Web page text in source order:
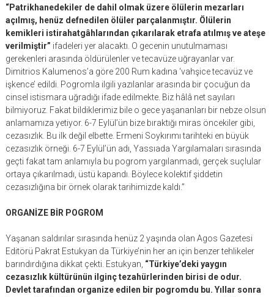
“Patrikhanedekiler de dahil olmak üzere ölülerin mezarları
açılmış, henüz defnedilen ölüler parçalanmıştır. Ölülerin
kemikleri istirahatgâhlarından çıkarılarak etrafa atılmış ve ateşe
verilmiştir” ifadeleri yer alacaktı. O gecenin unutulmaması
gerekenleri arasında öldürülenler ve tecavüze uğrayanlar var.
Dimitrios Kalumenos’a göre 200 Rum kadına ‘vahşice tecavüz ve
işkence’ edildi. Pogromla ilgili yazılanlar arasında bir çocuğun da
cinsel istismara uğradığı ifade edilmekte. Biz hâlâ net sayıları
bilmiyoruz. Fakat bildiklerimiz bile o gece yaşananları bir nebze olsun
anlamamıza yetiyor. 6-7 Eylül’ün bize bıraktığı miras öncekiler gibi,
cezasızlık. Bu ilk değil elbette. Ermeni Soykırımı tarihteki en büyük
cezasızlık örneği. 6-7 Eylül’ün adı, Yassıada Yargılamaları sırasında
geçti fakat tam anlamıyla bu pogrom yargılanmadı, gerçek suçlular
ortaya çıkarılmadı, üstü kapandı. Böylece kolektif şiddetin
cezasızlığına bir örnek olarak tarihimizde kaldı.”
ORGANİZE BİR POGROM
Yaşanan saldırılar sırasında henüz 2 yaşında olan Agos Gazetesi
Editörü Pakrat Estukyan da Türkiye’nin her an için benzer tehlikeler
barındırdığına dikkat çekti. Estukyan, “Türkiye’deki yaygın
cezasızlık kültürünün ilginç tezahürlerinden birisi de odur.
Devlet tarafından organize edilen bir pogromdu bu. Yıllar sonra